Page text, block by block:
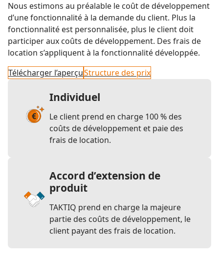
Nous estimons au préalable le coût de développement
d’une fonctionnalité à la demande du client. Plus la
fonctionnalité est personnalisée, plus le client doit
participer aux coûts de développement. Des frais de
location s’appliquent à la fonctionnalité développée.
Télécharger l’aperçuStructure des prix
Individuel
Le client prend en charge 100 % des
coûts de développement et paie des
frais de location.
Accord d’extension de
produit
TAKTIQ prend en charge la majeure
partie des coûts de développement, le
client payant des frais de location.